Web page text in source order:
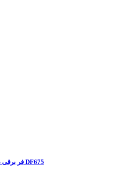
فر برقی داتیس مدل DF675